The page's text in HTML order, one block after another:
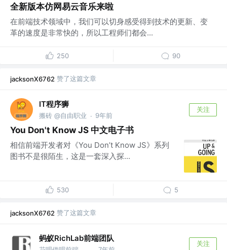
全新版本仿网易云音乐来啦
在前端技术领域中，我们可以切身感受得到技术的更新、变
革的速度是非常快的，所以工程师们都会...
250 90
jacksonX6762 赞了这篇文章
IT程序狮
搬砖 @自由职业 · 9年前
关注
You Don't Know JS 中文电子书
相信前端开发者对《You Don’t Know JS》系列
图书不是很陌生，这是一套深入探...
530 5
jacksonX6762 赞了这篇文章
蚂蚁RichLab前端团队
关注